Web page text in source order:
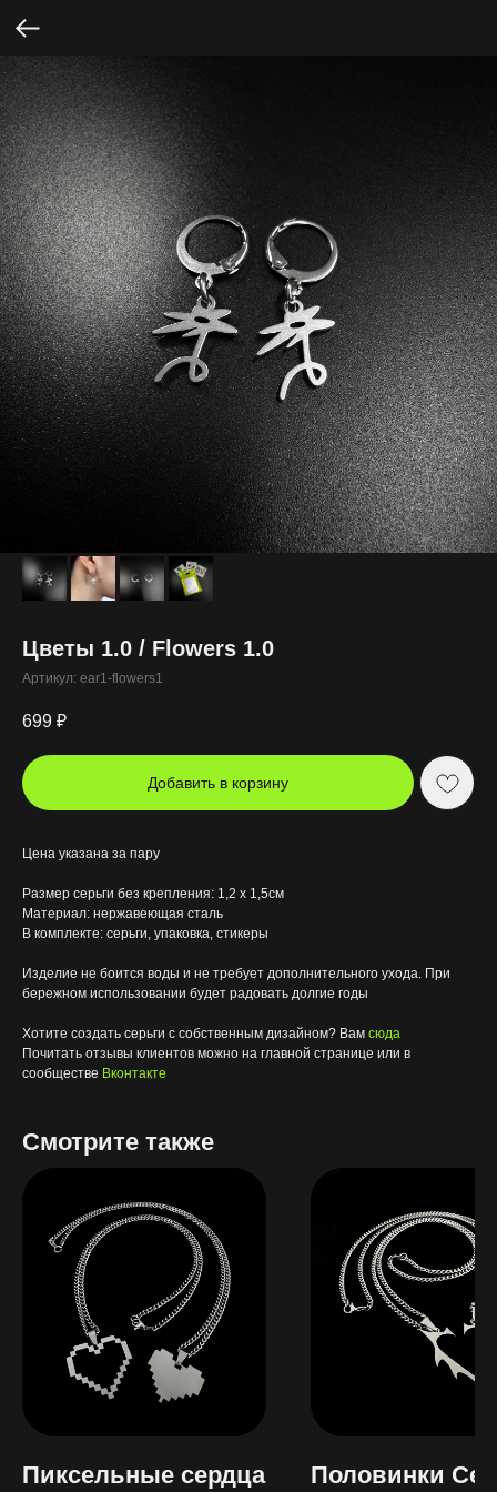
Цветы 1.0 / Flowers 1.0
Артикул: ear1-flowers1
699 ₽
Добавить в корзину
Цена указана за пару
Размер серьги без крепления: 1,2 х 1,5см
Материал: нержавеющая сталь
В комплекте: серьги, упаковка, стикеры
Изделие не боится воды и не требует дополнительного ухода. При
бережном использовании будет радовать долгие годы
Хотите создать серьги с собственным дизайном? Вам сюда
Почитать отзывы клиентов можно на главной странице или в
сообществе Вконтакте
Смотрите также
Пиксельные сердца Половинки